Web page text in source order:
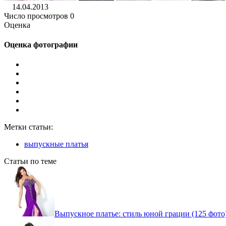
14.04.2013
Число просмотров 0
Оценка
Оценка фотографии
Метки статьи:
выпускные платья
Статьи по теме
Выпускное платье: стиль юной грации (125